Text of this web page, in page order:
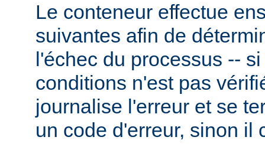
Le conteneur effectue
suivantes afin de
l'échec du processus --
conditions n'est pas
journalise l'erreur et se
un code d'erreur, sinon il